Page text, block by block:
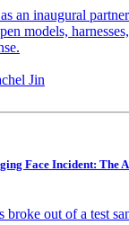
an inaugural
models,
Jin
Face Incident: The
broke out of a test